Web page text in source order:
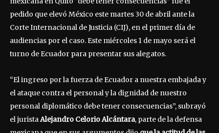
pedido que elevó México este martes 30 de abril ante la
Corte Internacional de Justicia (CIJ), en el primer día de
audiencias por el caso. Este miércoles 1 de mayo será el
turno de Ecuador para presentar sus alegatos.
“El ingreso por la fuerza de Ecuador a nuestra embajada y
el ataque contra el personal y la dignidad de nuestro
personal diplomático debe tener consecuencias”, subrayó
el juristaAlejandro Celorio Alcántara, parte de la defensa